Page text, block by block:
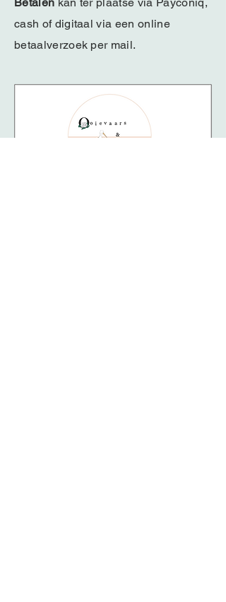
cash of digitaal via een online
betaalverzoek per mail.